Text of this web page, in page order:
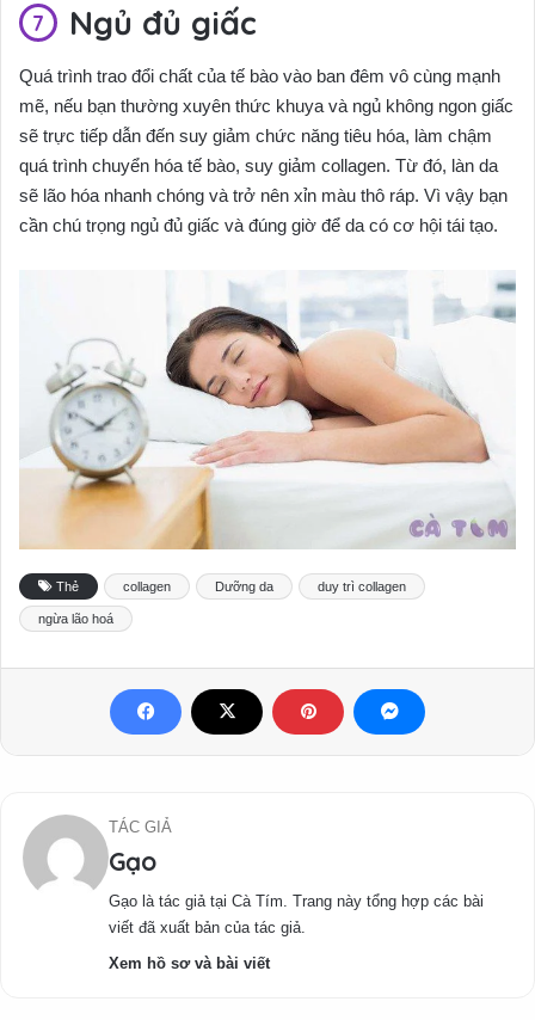
Ngủ đủ giấc
Quá trình trao đổi chất của tế bào vào ban đêm vô cùng mạnh
mẽ, nếu bạn thường xuyên thức khuya và ngủ không ngon giấc
sẽ trực tiếp dẫn đến suy giảm chức năng tiêu hóa, làm chậm
quá trình chuyển hóa tế bào, suy giảm collagen. Từ đó, làn da
sẽ lão hóa nhanh chóng và trở nên xỉn màu thô ráp. Vì vậy bạn
cần chú trọng ngủ đủ giấc và đúng giờ để da có cơ hội tái tạo.
Thẻ collagen Dưỡng da duy trì collagen
ngừa lão hoá
TÁC GIẢ
Gạo
Gạo là tác giả tại Cà Tím. Trang này tổng hợp các bài
viết đã xuất bản của tác giả.
Xem hồ sơ và bài viết